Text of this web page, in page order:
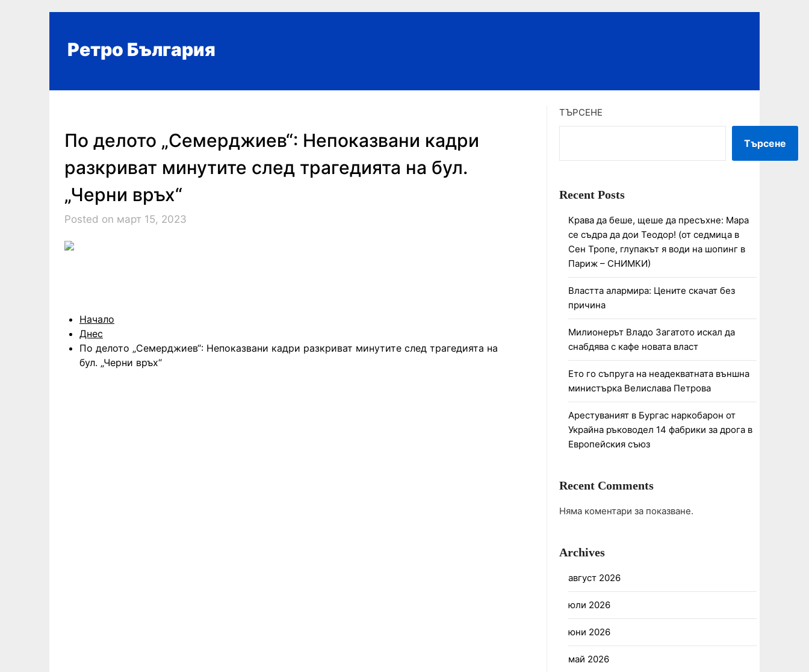
Ретро България
По делото „Семерджиев“: Непоказвани кадри
разкриват минутите след трагедията на бул.
„Черни връх“
Posted on март 15, 2023
Начало
Днес
По делото „Семерджиев“: Непоказвани кадри разкриват минутите след трагедията на
бул. „Черни връх“
ТЪРСЕНЕ
Търсене
Recent Posts
Крава да беше, щеше да пресъхне: Мара
се съдра да дои Теодор! (от седмица в
Сен Тропе, глупакът я води на шопинг в
Париж – СНИМКИ)
Властта алармира: Цените скачат без
причина
Милионерът Владо Загатото искал да
снабдява с кафе новата власт
Ето го съпруга на неадекватната външна
министърка Велислава Петрова
Арестуваният в Бургас наркобарон от
Украйна ръководел 14 фабрики за дрога в
Европейския съюз
Recent Comments
Няма коментари за показване.
Archives
август 2026
юли 2026
юни 2026
май 2026